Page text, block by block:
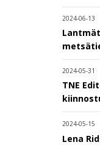
2024-06-13
2024-05-31
TNE
2024-05-15
Lena